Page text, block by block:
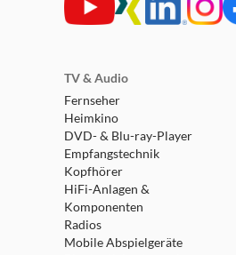
TV & Audio
Fernseher
Heimkino
DVD- & Blu-ray-Player
Empfangstechnik
Kopfhörer
HiFi-Anlagen &
Komponenten
Radios
Mobile Abspielgeräte